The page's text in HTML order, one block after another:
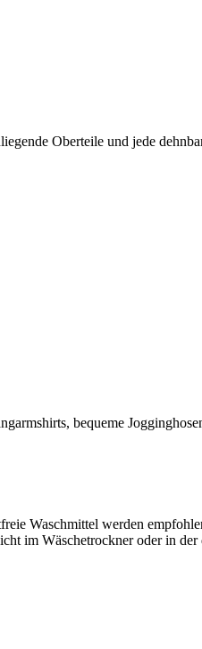
Oberteile und jede
bequeme
Waschmittel werden
im Wäschetrockner oder in